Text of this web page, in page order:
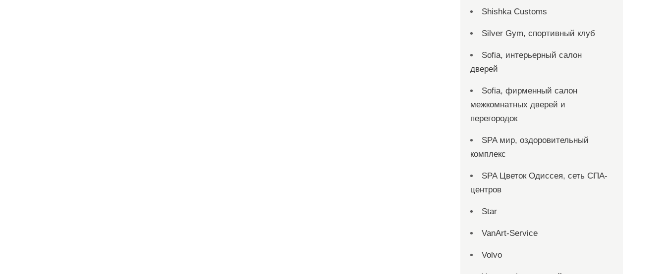
Shishka Customs
Silver Gym, спортивный клуб
Sofia, интерьерный салон
дверей
Sofia, фирменный салон
межкомнатных дверей и
перегородок
SPA мир, оздоровительный
комплекс
SPA Цветок Одиссея, сеть СПА-
центров
Star
VanArt-Service
Volvo